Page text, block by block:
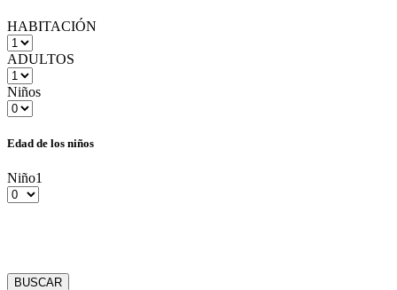
HABITACIÓN
ADULTOS
Niños
Edad de los niños
Niño1
BUSCAR